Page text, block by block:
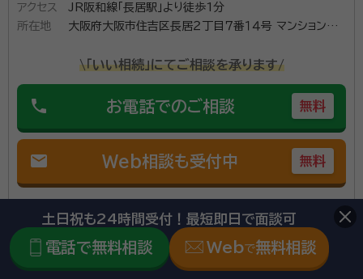
心配をお持ちの方は、ぜひご相談ください。お待ちして
資格等： 行政書士
アクセス
JR阪和線「長居駅」より徒歩1分
所在地
大阪府大阪市住吉区長居２丁目７番１４号 マンションロ
\「いい相続」にてご相談を承ります/
phone お電話でのご相談 無料
mail Web相談も受付中 無料
続き / 銀行手続き / 戸籍収集
初回面談無料
土日祝も24時間受付！最短即日で面談可
電話で無料相談 Webで無料相談